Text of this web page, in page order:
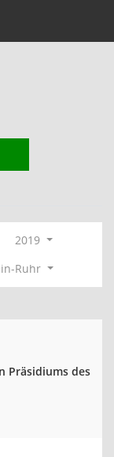
2019
Ruhr
Präsidiums des